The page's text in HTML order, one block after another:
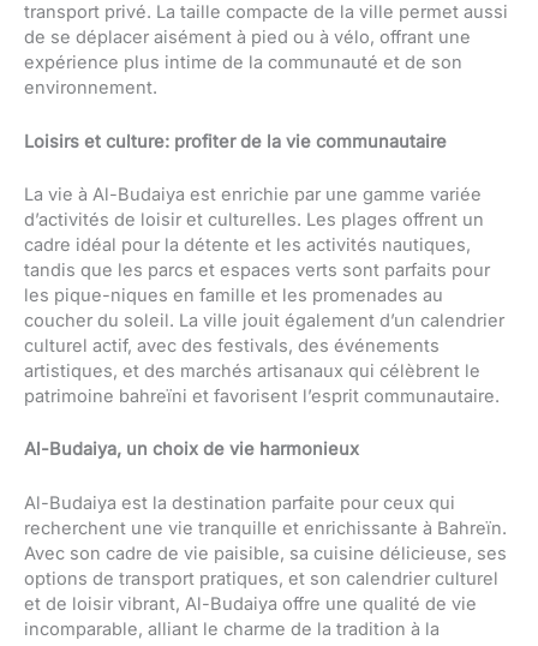
transport privé. La taille compacte de la ville permet aussi
de se déplacer aisément à pied ou à vélo, offrant une
expérience plus intime de la communauté et de son
environnement.
Loisirs et culture: profiter de la vie communautaire
La vie à Al-Budaiya est enrichie par une gamme variée
d’activités de loisir et culturelles. Les plages offrent un
cadre idéal pour la détente et les activités nautiques,
tandis que les parcs et espaces verts sont parfaits pour
les pique-niques en famille et les promenades au
coucher du soleil. La ville jouit également d’un calendrier
culturel actif, avec des festivals, des événements
artistiques, et des marchés artisanaux qui célèbrent le
patrimoine bahreïni et favorisent l’esprit communautaire.
Al-Budaiya, un choix de vie harmonieux
Al-Budaiya est la destination parfaite pour ceux qui
recherchent une vie tranquille et enrichissante à Bahreïn.
Avec son cadre de vie paisible, sa cuisine délicieuse, ses
options de transport pratiques, et son calendrier culturel
et de loisir vibrant, Al-Budaiya offre une qualité de vie
incomparable, alliant le charme de la tradition à la